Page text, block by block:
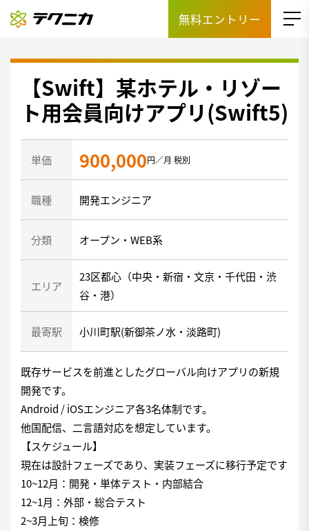
無料エントリー
【Swift】某ホテル・リゾー
ト用会員向けアプリ(Swift5)
単価 900,000円／月 税別
職種 開発エンジニア
分類 オープン・WEB系
エリア
23区都心（中央・新宿・文京・千代田・渋
谷・港）
最寄駅 小川町駅(新御茶ノ水・淡路町)
既存サービスを前進としたグローバル向けアプリの新規
開発です。
Android / iOSエンジニア各3名体制です。
他国配信、二言語対応を想定しています。
【スケジュール】
現在は設計フェーズであり、実装フェーズに移行予定です
10~12月：開発・単体テスト・内部結合
12~1月：外部・総合テスト
2~3月上旬：検修